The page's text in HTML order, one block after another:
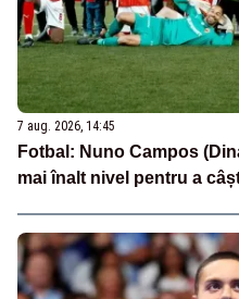
7 aug. 2026, 14:45
Fotbal: Nuno Campos
mai înalt nivel pentru a